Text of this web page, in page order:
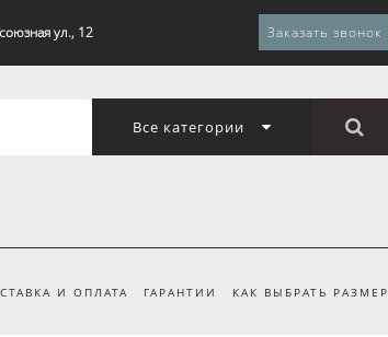
ул., 12 Заказать звонок
Все категории
И ОПЛАТА ГАРАНТИИ КАК ВЫБРАТЬ РАЗМЕР